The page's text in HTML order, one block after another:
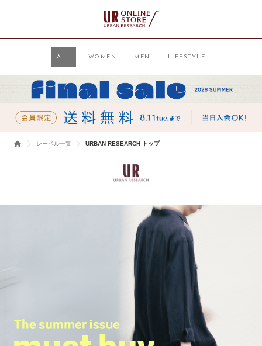
ALL WOMEN MEN LIFESTYLE
レーベル一覧 URBAN RESEARCH トップ